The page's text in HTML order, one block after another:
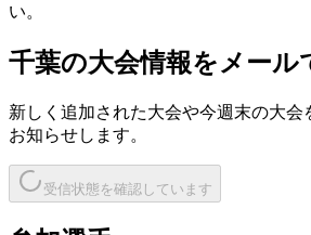
い。
千葉の大会情報をメール
新しく追加された大会や今週末の大会
お知らせします。
受信状態を確認しています